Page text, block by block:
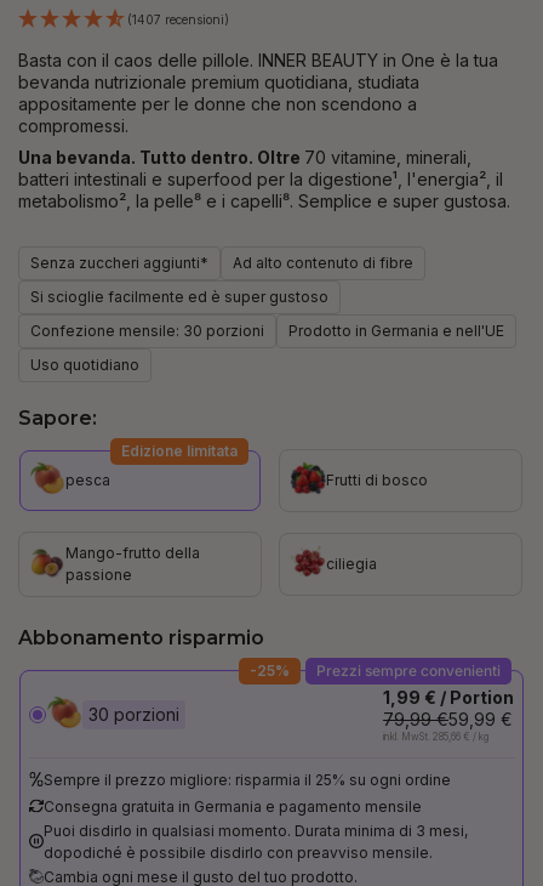
(1407 recensioni)
Basta con il caos delle pillole. INNER BEAUTY in One è la tua
bevanda nutrizionale premium quotidiana, studiata
appositamente per le donne che non scendono a
compromessi.
Una bevanda. Tutto dentro. Oltre 70 vitamine, minerali,
batteri intestinali e superfood per la digestione¹, l'energia², il
metabolismo², la pelle⁸ e i capelli⁸. Semplice e super gustosa.
Senza zuccheri aggiunti*
Ad alto contenuto di fibre
Si scioglie facilmente ed è super gustoso
Confezione mensile: 30 porzioni
Prodotto in Germania e nell'UE
Uso quotidiano
Sapore:
Edizione limitata
pesca
Frutti di bosco
Mango-frutto della
passione
ciliegia
Abbonamento risparmio
-25% Prezzi sempre convenienti
30 porzioni
1,99 € / Portion
79,99 €59,99 €
inkl. MwSt. 285,66 € / kg
Sempre il prezzo migliore: risparmia il 25% su ogni ordine
Consegna gratuita in Germania e pagamento mensile
Puoi disdirlo in qualsiasi momento. Durata minima di 3 mesi,
dopodiché è possibile disdirlo con preavviso mensile.
Cambia ogni mese il gusto del tuo prodotto.